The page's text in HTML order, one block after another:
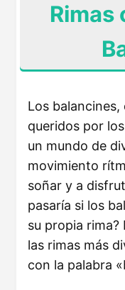
Rimas
Los
queridos por
un mundo de
movimiento
soñar y a
pasaría si los
su propia
las rimas más
con la palabra